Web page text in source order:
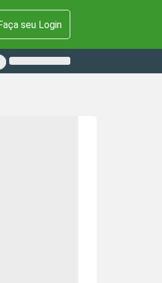
seu Login